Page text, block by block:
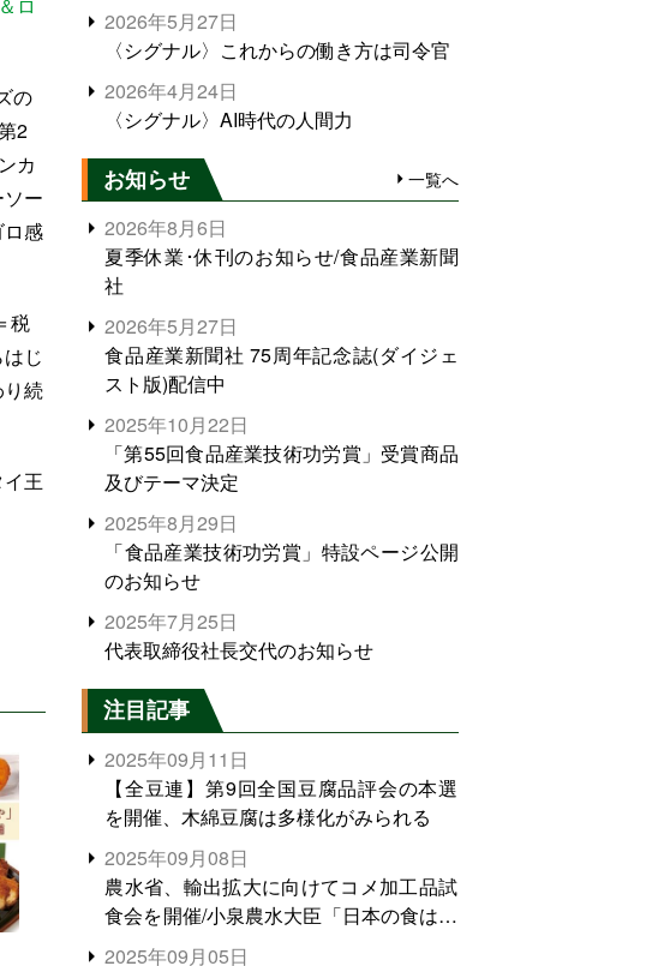
の
2
カ
ー
感
税
じ
続
王
2026年5月27日
〈シグナル〉これからの働き方は司令官
2026年4月24日
〈シグナル〉AI時代の人間力
お知らせ 一覧へ
2026年8月6日
夏季休業･休刊のお知らせ/食品産業新聞
社
2026年5月27日
食品産業新聞社 75周年記念誌(ダイジェ
スト版)配信中
2025年10月22日
「第55回食品産業技術功労賞」受賞商品
及びテーマ決定
2025年8月29日
「食品産業技術功労賞」特設ページ公開
のお知らせ
2025年7月25日
代表取締役社長交代のお知らせ
注目記事
2025年09月11日
【全豆連】第9回全国豆腐品評会の本選
を開催、木綿豆腐は多様化がみられる
2025年09月08日
農水省、輸出拡大に向けてコメ加工品試
食会を開催/小泉農水大臣「日本の食は世
界でトップをとれる。米増産に向けて、
2025年09月05日